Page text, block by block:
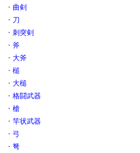
・ 曲剣
・ 刀
・ 刺突剣
・ 斧
・ 大斧
・ 槌
・ 大槌
・ 格闘武器
・ 槍
・ 竿状武器
・ 弓
・ 弩